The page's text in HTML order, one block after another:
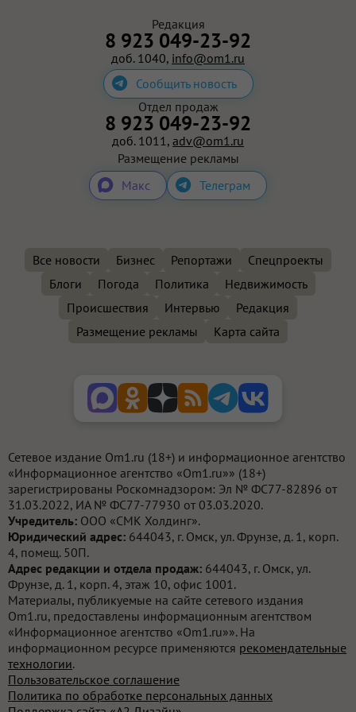
Редакция
8 923 049-23-92
доб. 1040, info@om1.ru
Сообщить новость
Отдел продаж
8 923 049-23-92
доб. 1011, adv@om1.ru
Размещение рекламы
Макс
Телеграм
Все новости Бизнес Репортажи
Спецпроекты
Блоги
Погода Политика
Недвижимость
Происшествия
Интервью
Редакция
Размещение рекламы
Карта сайта
Сетевое издание Om1.ru (18+) и информационное агентство
«Информационное агентство «Om1.ru»» (18+)
зарегистрированы Роскомнадзором: Эл № ФС77-82896 от
31.03.2022, ИА № ФС77-77930 от 03.03.2020.
Учредитель: ООО «СМК Холдинг».
Юридический адрес: 644043, г. Омск, ул. Фрунзе, д. 1, корп.
4, помещ. 50П.
Адрес редакции и отдела продаж: 644043, г. Омск, ул.
Фрунзе, д. 1, корп. 4, этаж 10, офис 1001.
Материалы, публикуемые на сайте сетевого издания
Om1.ru, предоставлены информационным агентством
«Информационное агентство «Om1.ru»». На
информационном ресурсе применяются рекомендательные
технологии.
Пользовательское соглашение
Политика по обработке персональных данных